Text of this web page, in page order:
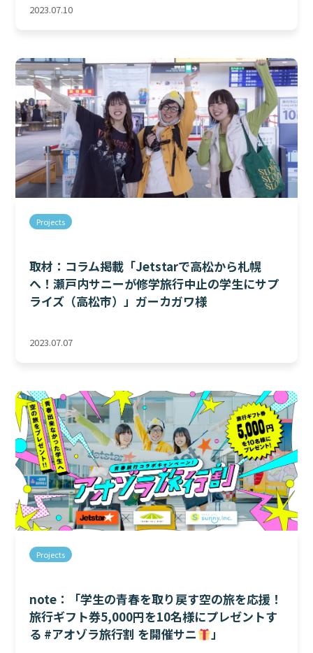
2023.07.10
Projects
取材：コラム掲載「Jetstarで高松から札幌
へ！瀬戸内サニーが修学旅行中止の学生にサプ
ライズ（高松市）」ガーカガワ様
2023.07.07
Projects
note：「学生の青春を取り戻す空の旅を応援！
旅行ギフト券5,000円を10名様にプレゼントす
る #アオゾラ旅行割 を開催サニ
」